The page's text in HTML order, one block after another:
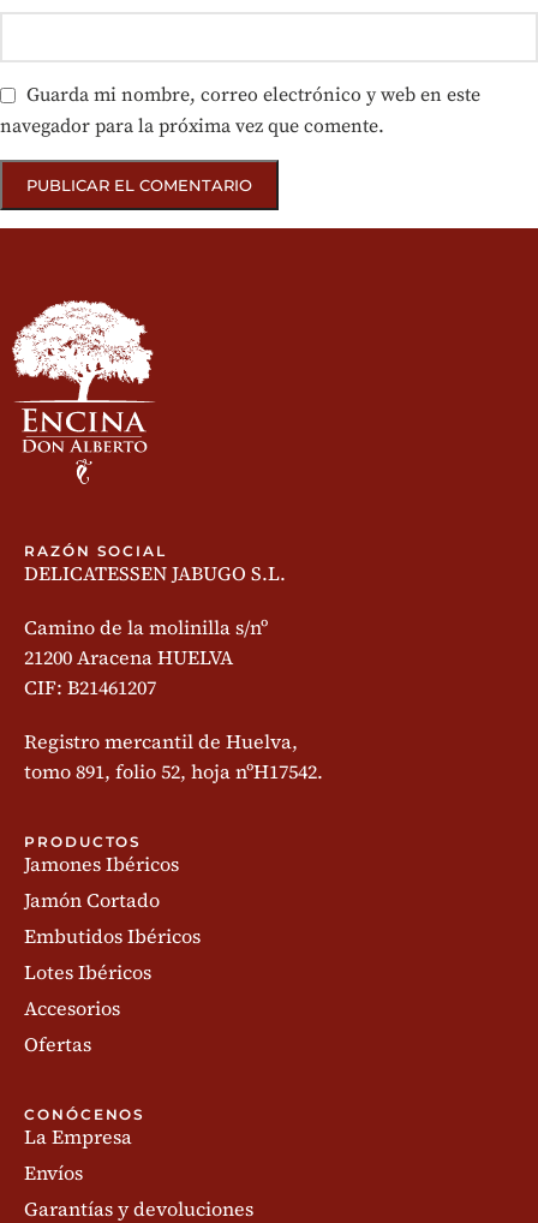
Guarda mi nombre, correo electrónico y web en este
navegador para la próxima vez que comente.
RAZÓN SOCIAL
DELICATESSEN JABUGO S.L.
Camino de la molinilla s/nº
21200 Aracena HUELVA
CIF: B21461207
Registro mercantil de Huelva,
tomo 891, folio 52, hoja nºH17542.
PRODUCTOS
Jamones Ibéricos
Jamón Cortado
Embutidos Ibéricos
Lotes Ibéricos
Accesorios
Ofertas
CONÓCENOS
La Empresa
Envíos
Garantías y devoluciones